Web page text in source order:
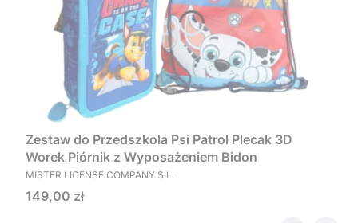
Zestaw do Przedszkola Psi Patrol Plecak 3D
Worek Piórnik z Wyposażeniem Bidon
PRODUCENT
MISTER LICENSE COMPANY S.L.
Cena
149,00 zł